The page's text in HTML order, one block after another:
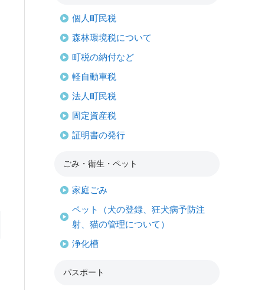
個人町民税
森林環境税について
町税の納付など
軽自動車税
法人町民税
固定資産税
証明書の発行
ごみ・衛生・ペット
家庭ごみ
ペット（犬の登録、狂犬病予防注
射、猫の管理について）
浄化槽
パスポート